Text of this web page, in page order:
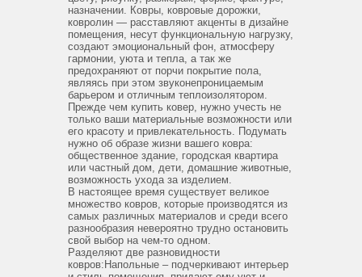
назначении. Ковры, ковровые дорожки,
ковролин — расставляют акценты в дизайне
помещения, несут функциональную нагрузку,
создают эмоциональный фон, атмосферу
гармонии, уюта и тепла, а так же
предохраняют от порчи покрытие пола,
являясь при этом звуконепроницаемым
барьером и отличным теплоизолятором.
Прежде чем купить ковер, нужно учесть не
только ваши материальные возможности или
его красоту и привлекательность. Подумать
нужно об образе жизни вашего ковра:
общественное здание, городская квартира
или частный дом, дети, домашние животные,
возможность ухода за изделием.
В настоящее время существует великое
множество ковров, которые производятся из
самых различных материалов и среди всего
разнообразия невероятно трудно остановить
свой выбор на чем-то одном.
Разделяют две разновидности
ковров:Напольные – подчеркивают интерьер